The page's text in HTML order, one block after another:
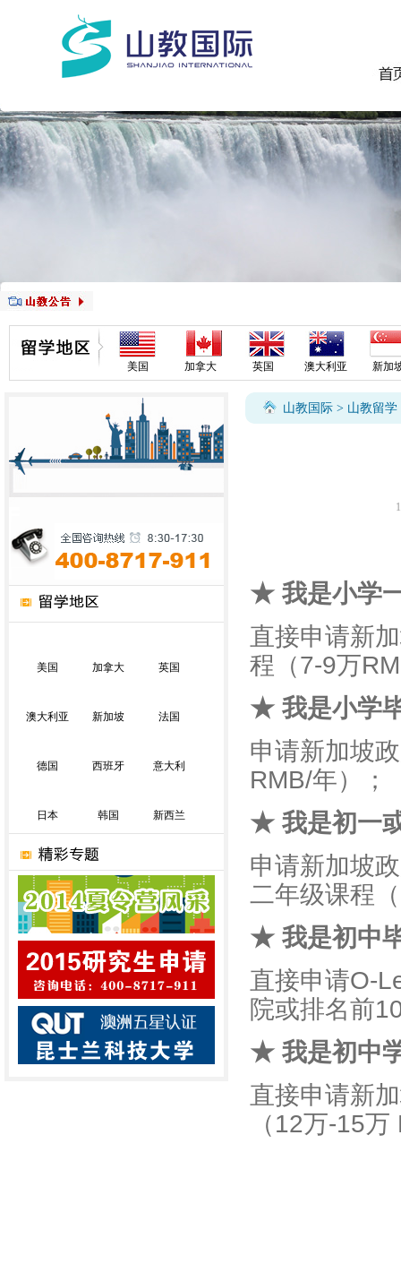
美国 加拿大 英国 澳大利亚 新加
美国 加拿大 英国
澳大利亚 新加坡 法国
德国 西班牙 意大利
日本 韩国 新西兰
山教国际 > 山教留学
★ 我是小学
直接申请新
程（7-9万
★ 我是小学
申请新加坡
RMB/年）；
★ 我是初一
申请新加坡
二年级课程
★ 我是初中
直接申请O-
院或排名前
★ 我是初中
直接申请新
（12万-15